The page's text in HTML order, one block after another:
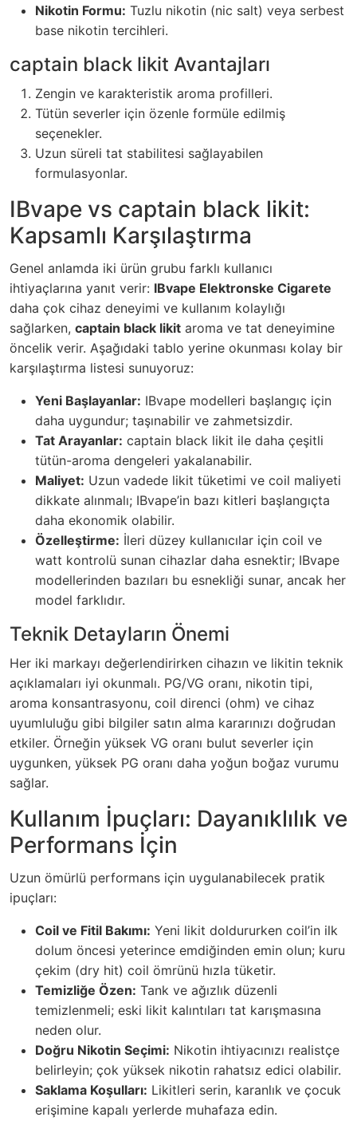
Nikotin Formu: Tuzlu nikotin (nic salt) veya serbest
base nikotin tercihleri.
captain black likit Avantajları
Zengin ve karakteristik aroma profilleri.
Tütün severler için özenle formüle edilmiş
seçenekler.
Uzun süreli tat stabilitesi sağlayabilen
formulasyonlar.
IBvape vs captain black likit:
Kapsamlı Karşılaştırma
Genel anlamda iki ürün grubu farklı kullanıcı
ihtiyaçlarına yanıt verir: IBvape Elektronske Cigarete
daha çok cihaz deneyimi ve kullanım kolaylığı
sağlarken, captain black likit aroma ve tat deneyimine
öncelik verir. Aşağıdaki tablo yerine okunması kolay bir
karşılaştırma listesi sunuyoruz:
Yeni Başlayanlar: IBvape modelleri başlangıç için
daha uygundur; taşınabilir ve zahmetsizdir.
Tat Arayanlar: captain black likit ile daha çeşitli
tütün-aroma dengeleri yakalanabilir.
Maliyet: Uzun vadede likit tüketimi ve coil maliyeti
dikkate alınmalı; IBvape’in bazı kitleri başlangıçta
daha ekonomik olabilir.
Özelleştirme: İleri düzey kullanıcılar için coil ve
watt kontrolü sunan cihazlar daha esnektir; IBvape
modellerinden bazıları bu esnekliği sunar, ancak her
model farklıdır.
Teknik Detayların Önemi
Her iki markayı değerlendirirken cihazın ve likitin teknik
açıklamaları iyi okunmalı. PG/VG oranı, nikotin tipi,
aroma konsantrasyonu, coil direnci (ohm) ve cihaz
uyumluluğu gibi bilgiler satın alma kararınızı doğrudan
etkiler. Örneğin yüksek VG oranı bulut severler için
uygunken, yüksek PG oranı daha yoğun boğaz vurumu
sağlar.
Kullanım İpuçları: Dayanıklılık ve
Performans İçin
Uzun ömürlü performans için uygulanabilecek pratik
ipuçları:
Coil ve Fitil Bakımı: Yeni likit doldururken coil’in ilk
dolum öncesi yeterince emdiğinden emin olun; kuru
çekim (dry hit) coil ömrünü hızla tüketir.
Temizliğe Özen: Tank ve ağızlık düzenli
temizlenmeli; eski likit kalıntıları tat karışmasına
neden olur.
Doğru Nikotin Seçimi: Nikotin ihtiyacınızı realistçe
belirleyin; çok yüksek nikotin rahatsız edici olabilir.
Saklama Koşulları: Likitleri serin, karanlık ve çocuk
erişimine kapalı yerlerde muhafaza edin.